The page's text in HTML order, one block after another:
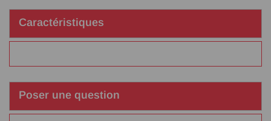
Caractéristiques
Poser une question